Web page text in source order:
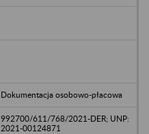
Dokumentacja osobowo-płacowa
992700/611/768/2021-DER; UNP:
2021-00124871